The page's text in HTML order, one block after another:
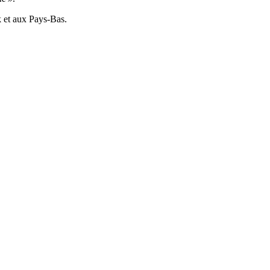
aux Pays-Bas.